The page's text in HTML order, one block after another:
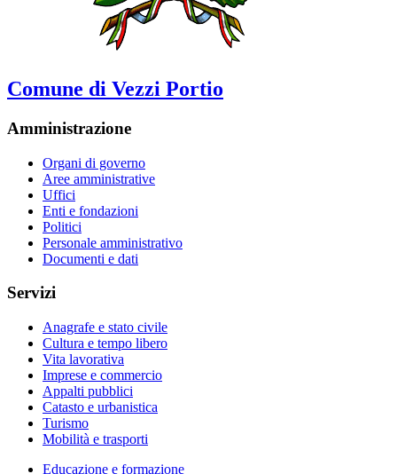
Comune di Vezzi Portio
Amministrazione
Organi di governo
Aree amministrative
Uffici
Enti e fondazioni
Politici
Personale amministrativo
Documenti e dati
Servizi
Anagrafe e stato civile
Cultura e tempo libero
Vita lavorativa
Imprese e commercio
Appalti pubblici
Catasto e urbanistica
Turismo
Mobilità e trasporti
Educazione e formazione